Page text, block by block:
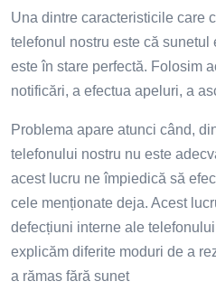
Una dintre caracteristicile care
telefonul nostru este că sunetul
este în stare perfectă. Folosim
notificări, a efectua apeluri, a
Problema apare atunci când,
telefonului nostru nu este
acest lucru ne împiedică să
cele menționate deja. Acest
defecțiuni interne ale
explicăm diferite moduri de a
a rămas fără sunet